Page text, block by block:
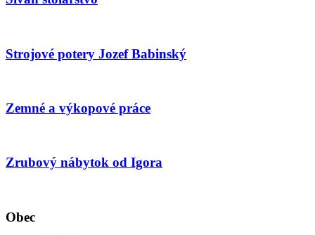
Strojové potery Jozef Babinský
Zemné a výkopové práce
Zrubový nábytok od Igora
Obec